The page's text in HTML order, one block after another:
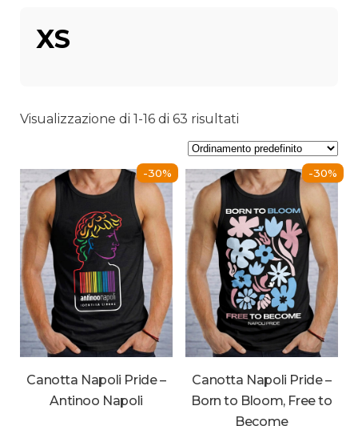
XS
Visualizzazione di 1-16 di 63 risultati
-30%
Canotta Napoli Pride –
Antinoo Napoli
-30%
Canotta Napoli Pride –
Born to Bloom, Free to
Become